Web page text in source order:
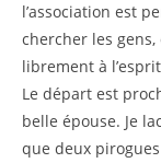
l’association est
chercher les
librement à
Le départ est
belle épouse. Je
que deux